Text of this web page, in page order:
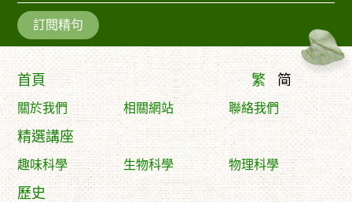
訂閱精句
首頁 简
繁
關於我們 相關網站 聯絡我們
精選講座
趣味科學 生物科學 物理科學
歷史